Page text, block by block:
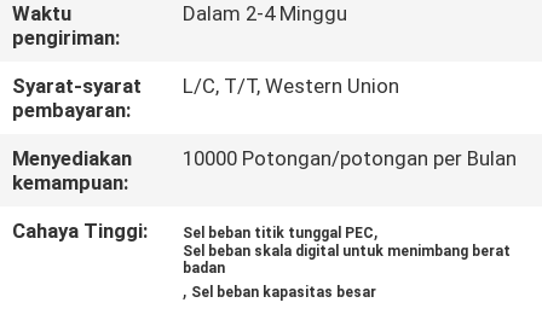
KUALITAS
HUBUNGI
KAMI
PERMINTAAN
PENAWARAN
Waktu
pengiriman:
Dalam 2-4 Minggu
Syarat-syarat
pembayaran:
L/C, T/T, Western Union
Menyediakan
kemampuan:
10000 Potongan/potongan per Bulan
Cahaya Tinggi: Sel beban titik tunggal PEC,
Sel beban skala digital untuk menimbang berat
badan
, Sel beban kapasitas besar